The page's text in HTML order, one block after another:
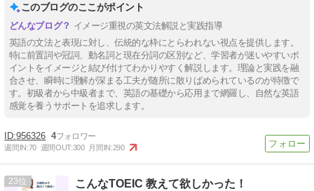
このブログのここがポイント
イメージ重視の英文法解説と実践指導
英語の文法と表現に対し、伝統的な枠にとらわれない視点を提供します。
特に前置詞や冠詞、動名詞と現在分詞の区別など、学習者が迷いやすいポ
イントをイメージと結び付けてわかりやすく解説します。理論と実践を融
合させ、瞬時に理解が深まる工夫が随所に散りばめられているのが特徴で
す。初級者から中級者まで、英語の基礎から応用まで網羅し、自然な英語
感覚を養うサポートを追求します。
956326 4
週間IN:70 週間OUT:300 月間IN:290
23 こんなTOEIC 教えて欲しかった！